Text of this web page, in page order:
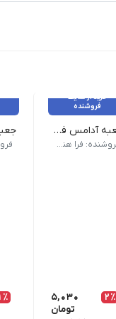
خرید از سایت
فروشنده
جعبه آدامس فلیپ تاپ و شیکر تاپ chewing gum box
فروشنده: فرا هنر نوین
2٪
5,030
تومان